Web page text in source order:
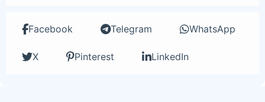
Facebook Telegram WhatsApp
X Pinterest LinkedIn